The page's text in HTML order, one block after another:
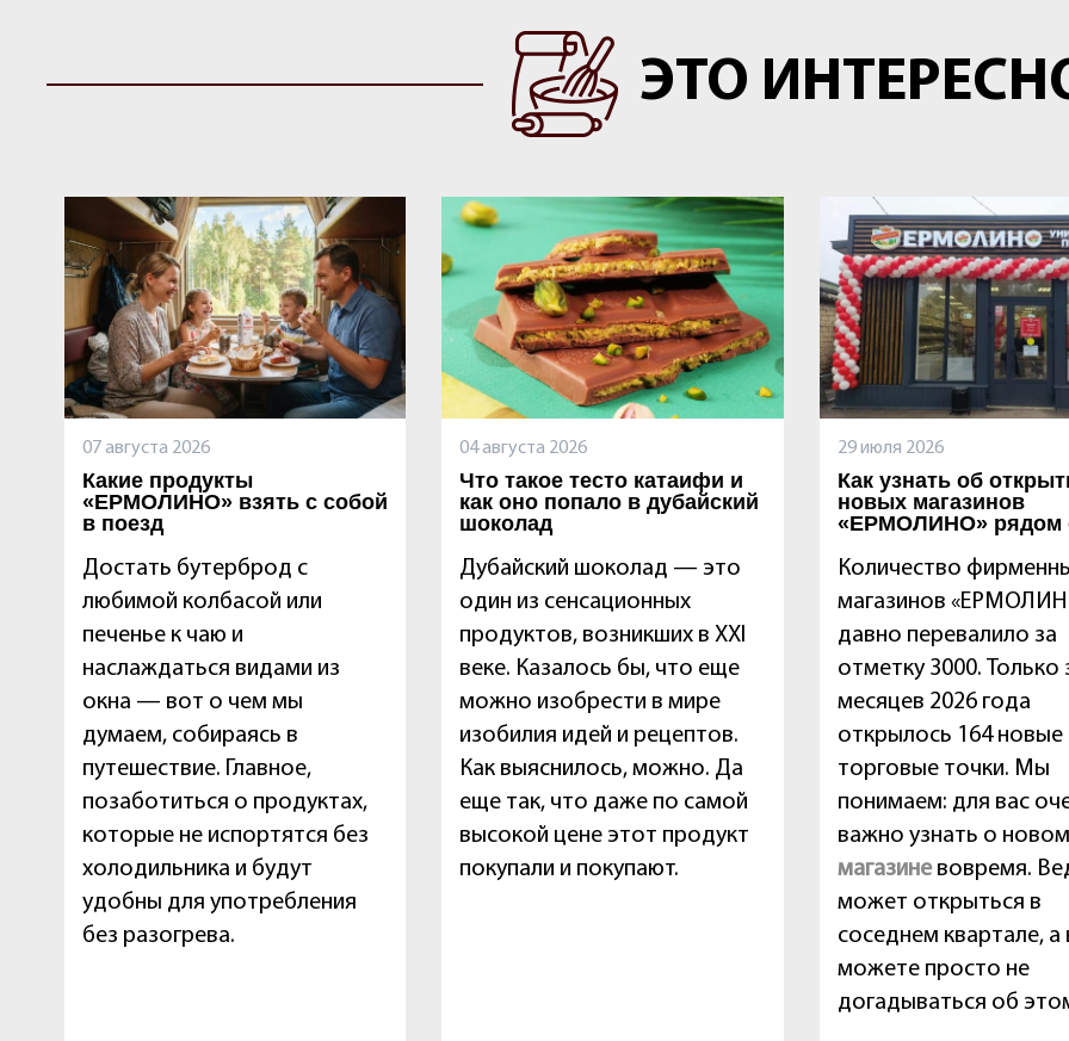
ЭТО
07 августа 2026
Какие продукты
«ЕРМОЛИНО» взять с собой
в поезд
Достать бутерброд с
любимой колбасой или
печенье к чаю и
наслаждаться видами из
окна — вот о чем мы
думаем, собираясь в
путешествие. Главное,
позаботиться о продуктах,
которые не испортятся без
холодильника и будут
удобны для употребления
без разогрева.
04 августа 2026
Что такое тесто катаифи и
как оно попало в дубайский
шоколад
Дубайский шоколад — это
один из сенсационных
продуктов, возникших в XXI
веке. Казалось бы, что еще
можно изобрести в мире
изобилия идей и рецептов.
Как выяснилось, можно. Да
еще так, что даже по самой
высокой цене этот продукт
покупали и покупают.
29 июля 2026
Как узнать об
новых магазинов
«ЕРМОЛИНО» рядом
Количество
магазинов
давно перевалило за
отметку 3000. Только
месяцев 2026 года
открылось 164 новые
торговые точки. Мы
понимаем: для вас
важно узнать о новом
магазиневовремя.
может открыться в
соседнем квартале, а
можете просто не
догадываться об